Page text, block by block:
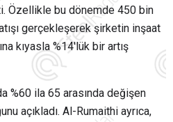
Özellikle bu dönemde 450 bin
gerçekleşerek şirketin inşaat
kıyasla %14'lük bir artış
%60 ila 65 arasında değişen
açıkladı. Al-Rumaithi ayrıca,